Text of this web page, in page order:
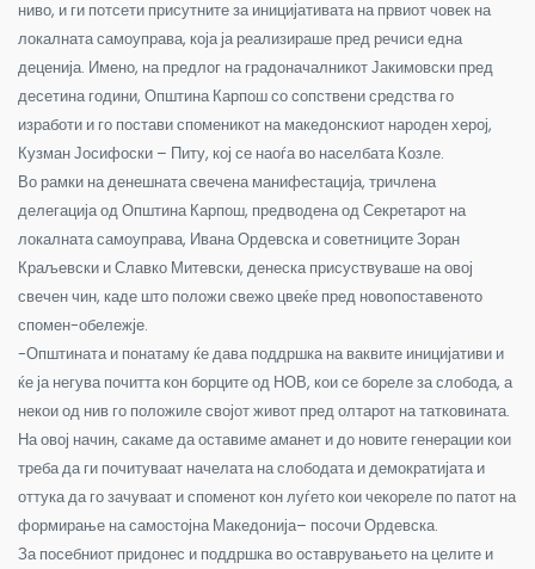
ниво, и ги потсети присутните за иницијативата на првиот човек на
локалната самоуправа, која ја реализираше пред речиси една
деценија. Имено, на предлог на градоначалникот Јакимовски пред
десетина години, Општина Карпош со сопствени средства го
изработи и го постави споменикот на македонскиот народен херој,
Кузман Јосифоски – Питу, кој се наоѓа во населбата Козле.
Во рамки на денешната свечена манифестација, тричлена
делегација од Општина Карпош, предводена од Секретарот на
локалната самоуправа, Ивана Ордевска и советниците Зоран
Краљевски и Славко Митевски, денеска присуствуваше на овој
свечен чин, каде што положи свежо цвеќе пред новопоставеното
спомен-обележје.
-Општината и понатаму ќе дава поддршка на ваквите иницијативи и
ќе ја негува почитта кон борците од НОВ, кои се бореле за слобода, а
некои од нив го положиле својот живот пред олтарот на татковината.
На овој начин, сакаме да оставиме аманет и до новите генерации кои
треба да ги почитуваат начелата на слободата и демократијата и
оттука да го зачуваат и споменот кон луѓето кои чекореле по патот на
формирање на самостојна Македонија– посочи Ордевска.
За посебниот придонес и поддршка во оставрувањето на целите и